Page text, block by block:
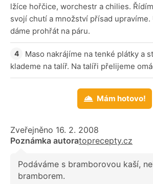
lžíce hořčice, worchestr a chilies.
svojí chutí a množství přísad upravíme.
dáme prohřát na páru.
Maso nakrájíme na tenké plátky a
klademe na talíř. Na talíři přelijeme
Mám hotovo!
Zveřejněno 16. 2. 2008
Poznámka autoratoprecepty.cz
Podáváme s bramborovou kaší,
bramborem.